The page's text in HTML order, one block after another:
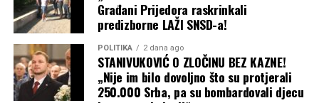
Građani Prijedora raskrinkali
predizborne LAŽI SNSD-a!
POLITIKA 2 dana ago
STANIVUKOVIĆ O ZLOČINU BEZ KAZNE!
„Nije im bilo dovoljno što su protjerali
250.000 Srba, pa su bombardovali djecu